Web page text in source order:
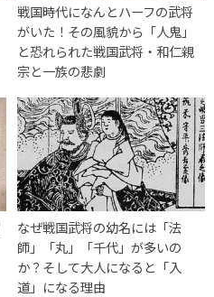
戦国時代になんとハーフの武将
がいた！その風貌から「人鬼」
と恐れられた戦国武将・和仁親
宗と一族の悲劇
なぜ戦国武将の幼名には「法
師」「丸」「千代」が多いの
か？そして大人になると「入
道」になる理由